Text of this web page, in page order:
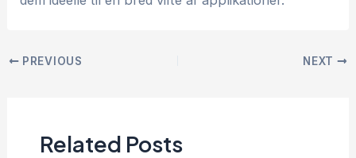
PREVIOUS NEXT
Related Posts